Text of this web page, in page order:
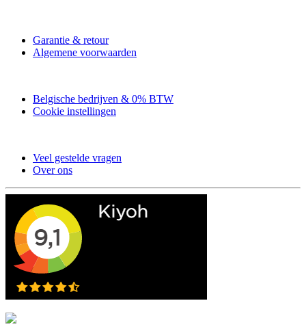
Garantie & retour
Algemene voorwaarden
Belgische bedrijven & 0% BTW
Cookie instellingen
Veel gestelde vragen
Over ons